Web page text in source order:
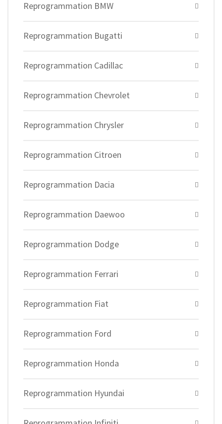
Reprogrammation BMW
Reprogrammation Bugatti
Reprogrammation Cadillac
Reprogrammation Chevrolet
Reprogrammation Chrysler
Reprogrammation Citroen
Reprogrammation Dacia
Reprogrammation Daewoo
Reprogrammation Dodge
Reprogrammation Ferrari
Reprogrammation Fiat
Reprogrammation Ford
Reprogrammation Honda
Reprogrammation Hyundai